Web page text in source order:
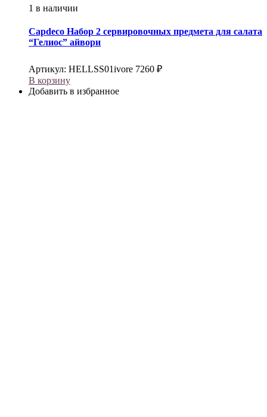
1 в наличии
Capdeco Набор 2 сервировочных предмета для салата
“Гелиос” айвори
Артикул: HELLSS01ivore 7260 ₽
В корзину
Добавить в избранное